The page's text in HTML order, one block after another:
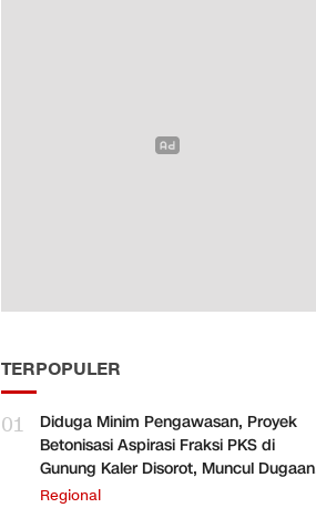
TERPOPULER
01
Diduga Minim Pengawasan, Proyek
Betonisasi Aspirasi Fraksi PKS di
Gunung Kaler Disorot, Muncul Dugaan
Pengurangan Volume
Regional